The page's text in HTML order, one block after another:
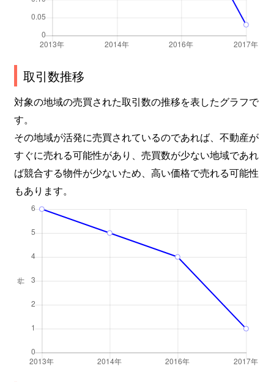
取引数推移
対象の地域の売買された取引数の推移を表したグラフで
す。
その地域が活発に売買されているのであれば、不動産が
すぐに売れる可能性があり、売買数が少ない地域であれ
ば競合する物件が少ないため、高い価格で売れる可能性
もあります。